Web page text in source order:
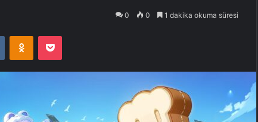
0 0 1 dakika okuma süresi
VKontakteOdnoklassniki
Pocket